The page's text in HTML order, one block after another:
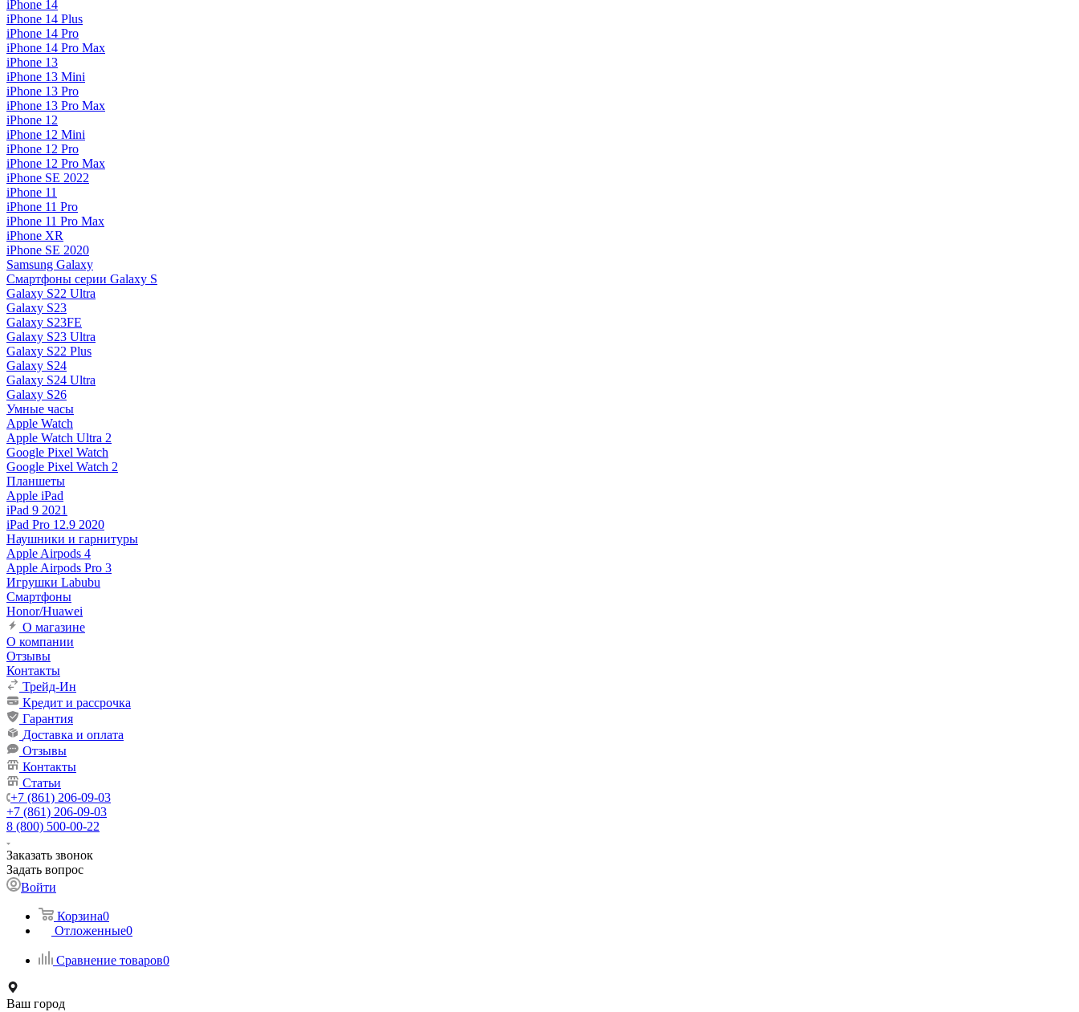
iPhone 14
iPhone 14 Plus
iPhone 14 Pro
iPhone 14 Pro Max
iPhone 13
iPhone 13 Mini
iPhone 13 Pro
iPhone 13 Pro Max
iPhone 12
iPhone 12 Mini
iPhone 12 Pro
iPhone 12 Pro Max
iPhone SE 2022
iPhone 11
iPhone 11 Pro
iPhone 11 Pro Max
iPhone XR
iPhone SE 2020
Samsung Galaxy
Смартфоны серии Galaxy S
Galaxy S22 Ultra
Galaxy S23
Galaxy S23FE
Galaxy S23 Ultra
Galaxy S22 Plus
Galaxy S24
Galaxy S24 Ultra
Galaxy S26
Умные часы
Apple Watch
Apple Watch Ultra 2
Google Pixel Watch
Google Pixel Watch 2
Планшеты
Apple iPad
iPad 9 2021
iPad Pro 12.9 2020
Наушники и гарнитуры
Apple Airpods 4
Apple Airpods Pro 3
Игрушки Labubu
Смартфоны
Honor/Huawei
О магазине
О компании
Отзывы
Контакты
Трейд-Ин
Кредит и рассрочка
Гарантия
Доставка и оплата
Отзывы
Контакты
Статьи
+7 (861) 206-09-03
+7 (861) 206-09-03
8 (800) 500-00-22
Заказать звонок
Задать вопрос
Войти
Корзина0
Отложенные0
Сравнение товаров0
Ваш город